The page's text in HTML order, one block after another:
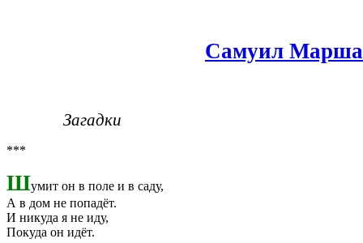
Самуил
Загадки
***
Шумит он в поле и в саду,
А в дом не попадёт.
И никуда я не иду,
Покуда он идёт.